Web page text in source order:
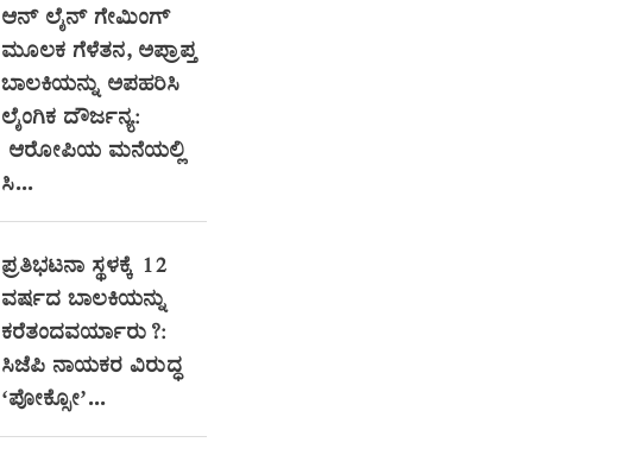
ಆನ್‌ ಲೈನ್ ಗೇಮಿಂಗ್‌
ಮೂಲಕ ಗೆಳೆತನ, ಅಪ್ರಾಪ್ತ
ಬಾಲಕಿಯನ್ನು ಅಪಹರಿಸಿ
ಲೈಂಗಿಕ ದೌರ್ಜನ್ಯ:
ಆರೋಪಿಯ ಮನೆಯಲ್ಲಿ
ಸಿ...
ಪ್ರತಿಭಟನಾ ಸ್ಥಳಕ್ಕೆ 12
ವರ್ಷದ ಬಾಲಕಿಯನ್ನು
ಕರೆತಂದವರ್ಯಾರು?:
ಸಿಜೆಪಿ ನಾಯಕರ ವಿರುದ್ಧ
‘ಪೋಕ್ಸೋ’...